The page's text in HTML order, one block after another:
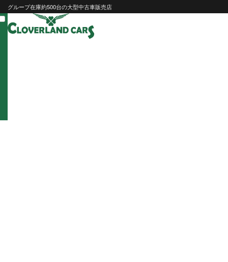
Skip
to
content
グループ在庫約500台の大型中古車販売店